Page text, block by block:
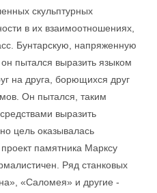
скульптурных
в их взаимоотношениях,
Бунтарскую, напряженную
пытался выразить языком
на друга, борющихся друг
Он пытался, таким
выразить
цель оказывалась
памятника Марксу
Ряд станковых
«Саломея» и другие -